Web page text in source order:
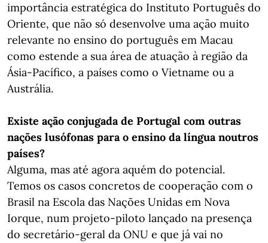
importância estratégica do Instituto Português do
Oriente, que não só desenvolve uma ação muito
relevante no ensino do português em Macau
como estende a sua área de atuação à região da
Ásia-Pacífico, a países como o Vietname ou a
Austrália.
Existe ação conjugada de Portugal com outras
nações lusófonas para o ensino da língua noutros
países?
Alguma, mas até agora aquém do potencial.
Temos os casos concretos de cooperação com o
Brasil na Escola das Nações Unidas em Nova
Iorque, num projeto-piloto lançado na presença
do secretário-geral da ONU e que já vai no